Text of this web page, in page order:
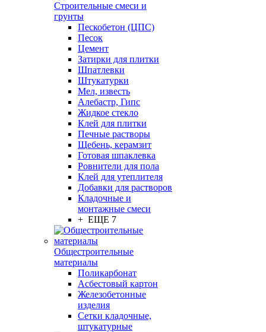
Строительные смеси и
грунты
Пескобетон (ЦПС)
Песок
Цемент
Затирки для плитки
Шпатлевки
Штукатурки
Мел, известь
Алебастр, Гипс
Жидкое стекло
Клей для плитки
Печные растворы
Щебень, керамзит
Готовая шпаклевка
Ровнители для пола
Клей для утеплителя
Добавки для растворов
Кладочные и
монтажные смеси
+ ЕЩЕ 7
Общестроительные
материалы
Поликарбонат
Асбестовый картон
Железобетонные
изделия
Сетки кладочные,
штукатурные